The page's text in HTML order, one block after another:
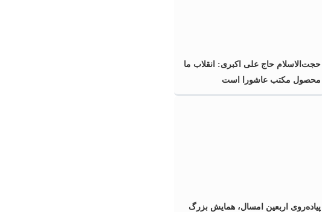
حجت‌الاسلام حاج علی اکبری: انقلاب ما
محصول مکتب عاشورا است
پیاده‌روی اربعین امسال، همایش بزرگ